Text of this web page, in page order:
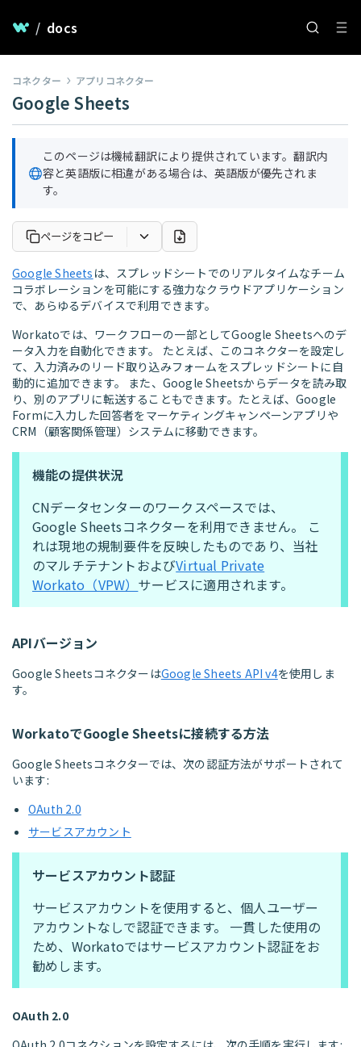
/ docs
コネクター アプリコネクター
Google Sheets
このページは機械翻訳により提供されています。翻訳内
容と英語版に相違がある場合は、英語版が優先されま
す。
ページをコピー
Google Sheets は、スプレッドシートでのリアルタイムなチーム
コラボレーションを可能にする強力なクラウドアプリケーション
で、あらゆるデバイスで利用できます。
Workatoでは、ワークフローの一部としてGoogle Sheetsへのデ
ータ入力を自動化できます。 たとえば、このコネクターを設定し
て、入力済みのリード取り込みフォームをスプレッドシートに自
動的に追加できます。 また、Google Sheetsからデータを読み取
り、別のアプリに転送することもできます。たとえば、Google
Formに入力した回答者をマーケティングキャンペーンアプリや
CRM（顧客関係管理）システムに移動できます。
機能の提供状況
CNデータセンターのワークスペースでは、
Google Sheetsコネクターを利用できません。 こ
れは現地の規制要件を反映したものであり、当社
のマルチテナントおよびVirtual Private
Workato（VPW） サービスに適用されます。
APIバージョン
Google SheetsコネクターはGoogle Sheets API v4を使用しま
す。
WorkatoでGoogle Sheetsに接続する方法
Google Sheetsコネクターでは、次の認証方法がサポートされて
います:
OAuth 2.0
サービスアカウント
サービスアカウント認証
サービスアカウントを使用すると、個人ユーザー
アカウントなしで認証できます。 一貫した使用の
ため、Workatoではサービスアカウント認証をお
勧めします。
OAuth 2.0